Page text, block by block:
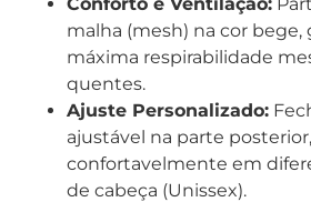
malha (mesh) na cor bege,
máxima respirabilidade
quentes.
Ajuste Personalizado:
ajustável na parte
confortavelmente em
de cabeça (Unissex).